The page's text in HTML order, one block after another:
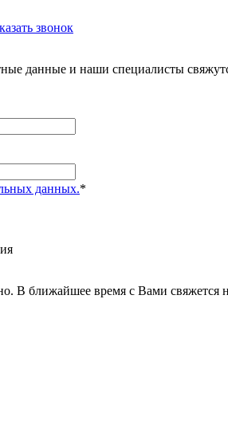
звонок
данные и наши специалисты
данных.*
В ближайшее время с Вами свяжется